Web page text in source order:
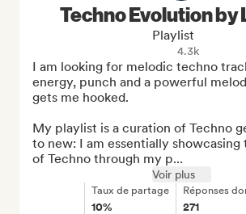
Techno Evolution by
Playlist
4.3k
I am looking for melodic techno
energy, punch and a powerful
gets me hooked.
My playlist is a curation of Techno
to new: I am essentially showcasing
of Techno through my p...
Voir plus
Taux de partage
10%
Réponses
271